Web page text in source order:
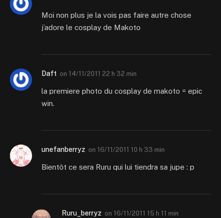
Moi non plus je la vois pas faire autre chose
j’adore le cosplay de Makoto
Daft on 14/11/2011 22 h 32 min
la premiere photo du cosplay de makoto = epic
win.
unefanberryz on 16/11/2011 10 h 33 min
Bientôt ce sera Ruru qui lui tiendra sa jupe : p
Ruru_berryz on 16/11/2011 15 h 11 min